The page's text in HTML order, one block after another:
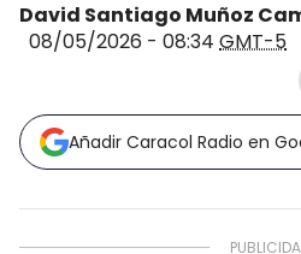
David Santiago Muñoz
08/05/2026 - 08:34 GMT-5
Añadir Caracol Radio en